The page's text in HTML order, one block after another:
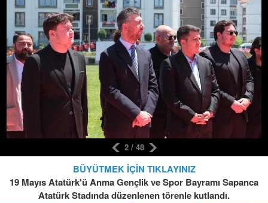
2 / 48
BÜYÜTMEK İÇİN TIKLAYINIZ
19 Mayıs Atatürk'ü Anma Gençlik ve Spor Bayramı Sapanca
Atatürk Stadında düzenlenen törenle kutlandı.